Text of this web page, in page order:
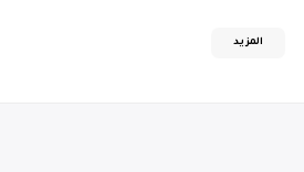
المزيد